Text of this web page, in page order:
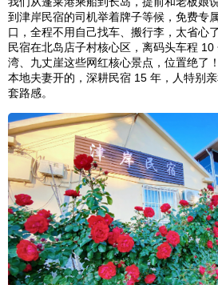
到津岸民宿的司机举着牌子等候，免费专
口，全程不用自己找车、搬行李，太省心了
民宿在北岛店子村核心区，离码头车程
湾、九丈崖这些网红核心景点，位置绝了
本地夫妻开的，深耕民宿 15 年，人特别
套路感。